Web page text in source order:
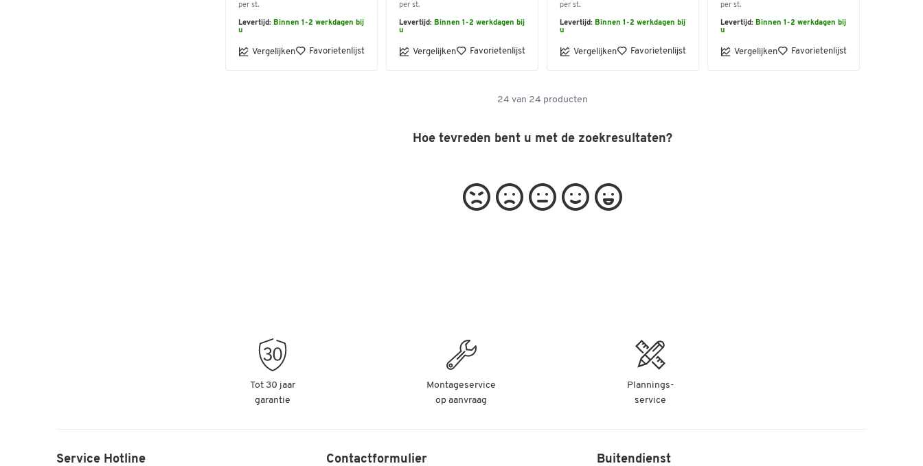
per st.
Levertijd: Binnen 1-2 werkdagen bij
u
Vergelijken Favorietenlijst
per st.
Levertijd: Binnen 1-2 werkdagen bij
u
Vergelijken Favorietenlijst
per st.
Levertijd: Binnen 1-2 werkdagen bij
u
Vergelijken Favorietenlijst
per st.
Levertijd: Binnen 1-2 werkdagen bij
u
Vergelijken Favorietenlijst
24 van 24 producten
Hoe tevreden bent u met de zoekresultaten?
Tot 30 jaar
garantie
Montageservice
op aanvraag
Plannings-
service
Service Hotline Contactformulier Buitendienst